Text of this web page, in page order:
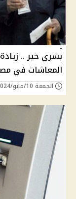
بشري خير ..
المعاشات في
الجمعة 10/مايو/2024 - 06:31 م